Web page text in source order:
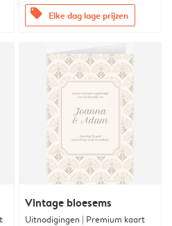
offers Elke dag lage prijzen
Vintage bloesems
Uitnodigingen | Premium kaart